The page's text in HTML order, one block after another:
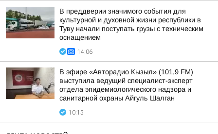
В преддверии значимого события для
культурной и духовной жизни республики в
Туву начали поступать грузы с техническим
оснащением
14:06
В эфире «Авторадио Кызыл» (101,9 FM)
выступила ведущий специалист-эксперт
отдела эпидемиологического надзора и
санитарной охраны Айгуль Шалган
10:15